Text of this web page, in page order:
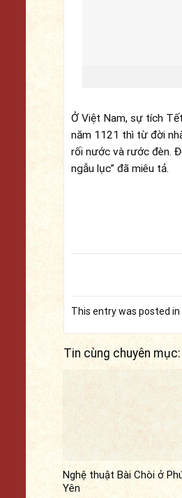
Ở Việt Nam, sự tích
năm 1121 thì từ đời
rối nước và rước đèn.
ngẫu lục” đã miêu tả.
This entry was posted in
Tin cùng chuyên mục:
Nghệ thuật Bài Chòi ở
Yên